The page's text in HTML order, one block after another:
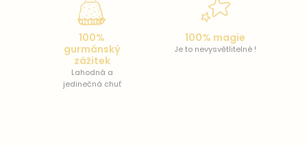
100%
gurmánský
zážitek
Lahodná a
jedinečná chuť
100% magie
Je to nevysvětlitelné !